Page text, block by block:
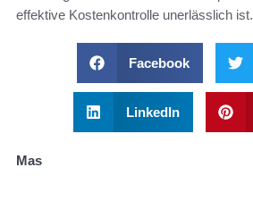
effektive Kostenkontrolle unerlässlich ist.
Facebook
LinkedIn
Mas